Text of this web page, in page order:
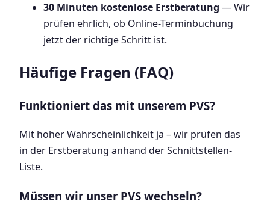
30 Minuten kostenlose Erstberatung — Wir
prüfen ehrlich, ob Online-Terminbuchung
jetzt der richtige Schritt ist.
Häufige Fragen (FAQ)
Funktioniert das mit unserem PVS?
Mit hoher Wahrscheinlichkeit ja – wir prüfen das
in der Erstberatung anhand der Schnittstellen-
Liste.
Müssen wir unser PVS wechseln?